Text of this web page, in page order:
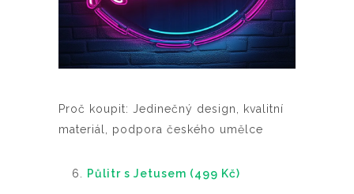
Proč koupit: Jedinečný design, kvalitní
materiál, podpora českého umělce
Půlitr s Jetusem (499 Kč)